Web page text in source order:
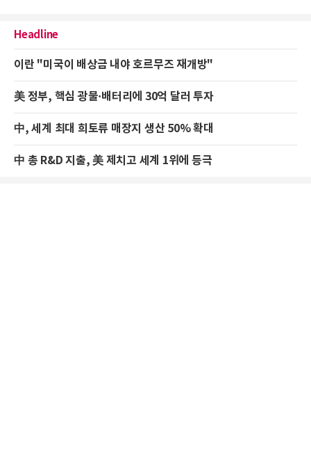
Headline
이란 "미국이 배상금 내야 호르무즈 재개방"
美 정부, 핵심 광물·배터리에 30억 달러 투자
中, 세계 최대 희토류 매장지 생산 50% 확대
中 총 R&D 지출, 美 제치고 세계 1위에 등극